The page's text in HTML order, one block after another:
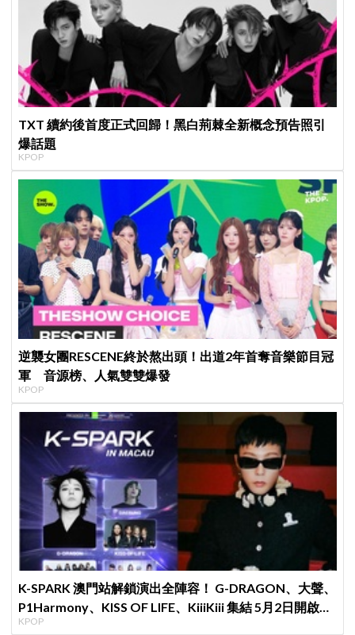
TXT 續約後首度正式回歸！黑白荊棘全新概念預告照引
爆話題
KPOP
逆襲女團RESCENE終於熬出頭！出道2年首奪音樂節目冠
軍 音源榜、人氣雙雙爆發
KPOP
K-SPARK 澳門站解鎖演出全陣容！ G-DRAGON、大聲、
P1Harmony、KISS OF LIFE、KiiiKiii 集結 5月2日開啟亞
洲音樂節新篇章
KPOP